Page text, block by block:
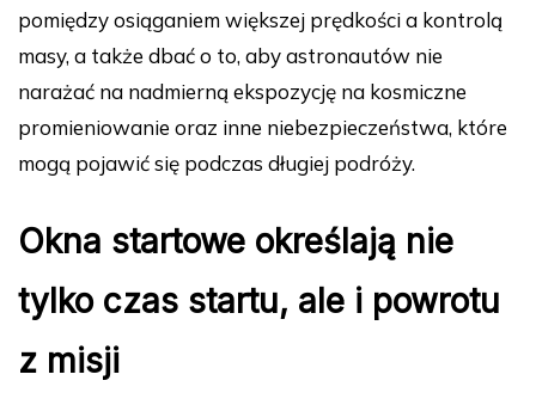
pomiędzy osiąganiem większej prędkości a kontrolą
masy, a także dbać o to, aby astronautów nie
narażać na nadmierną ekspozycję na kosmiczne
promieniowanie oraz inne niebezpieczeństwa, które
mogą pojawić się podczas długiej podróży.
Okna startowe określają nie
tylko czas startu, ale i powrotu
z misji